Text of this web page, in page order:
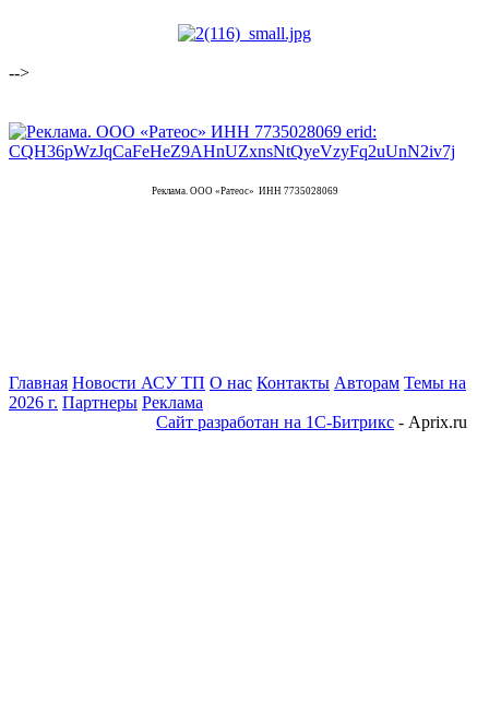
-->
Реклама. ООО «Ратеос» ИНН 7735028069
Главная Новости АСУ ТП О нас Контакты Авторам Темы на
2026 г. Партнеры Реклама
Сайт разработан на 1С-Битрикс - Aprix.ru